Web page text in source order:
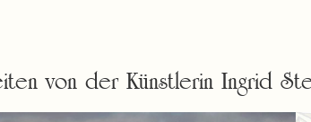
von der Künstlerin Ingrid